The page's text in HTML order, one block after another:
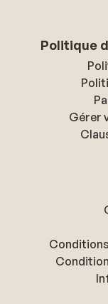
Politique
Gérer